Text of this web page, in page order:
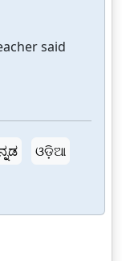
said
ଓଡ଼ିଆ